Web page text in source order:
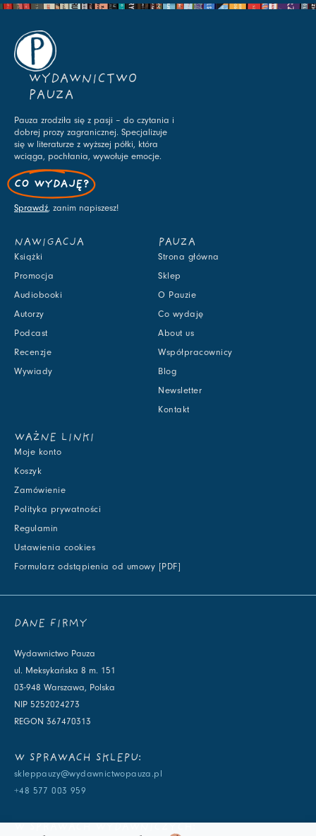
WYDAWNICTWO
PAUZA
Pauza zrodziła się z pasji – do czytania i
dobrej prozy zagranicznej. Specjalizuje
się w literaturze z wyższej półki, która
wciąga, pochłania, wywołuje emocje.
CO WYDAJĘ?
Sprawdź, zanim napiszesz!
NAWIGACJA
Książki
Promocja
Audiobooki
Autorzy
Podcast
Recenzje
Wywiady
PAUZA
Strona główna
Sklep
O Pauzie
Co wydaję
About us
Współpracownicy
Blog
Newsletter
Kontakt
WAŻNE LINKI
Moje konto
Koszyk
Zamówienie
Polityka prywatności
Regulamin
Ustawienia cookies
Formularz odstąpienia od umowy [PDF]
DANE FIRMY
Wydawnictwo Pauza
ul. Meksykańska 8 m. 151
03-948 Warszawa, Polska
NIP 5252024273
REGON 367470313
W SPRAWACH SKLEPU:
skleppauzy@wydawnictwopauza.pl
+48 577 003 959